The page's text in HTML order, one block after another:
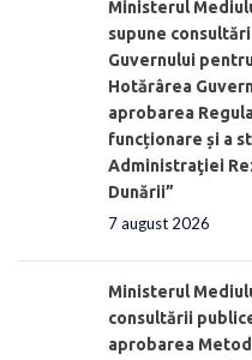
Ministerul
supune
Guvernului
Hotărârea
aprobarea
funcționare și a
Administraţiei
Dunării”
7 august 2026
Ministerul
consultării
aprobarea